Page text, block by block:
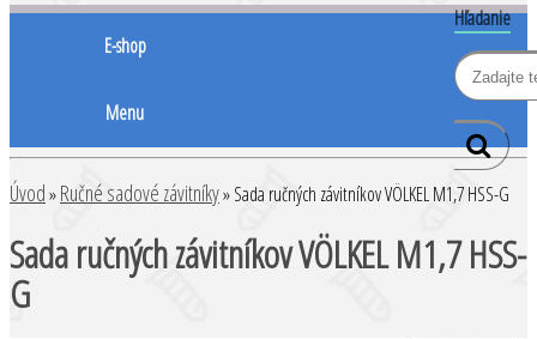
Hľadanie
E-shop
Menu
Úvod»Ručné sadové závitníky»Sada ručných závitníkov VÖLKEL M1,7 HSS-G
Sada ručných závitníkov VÖLKEL M1,7 HSS-
G